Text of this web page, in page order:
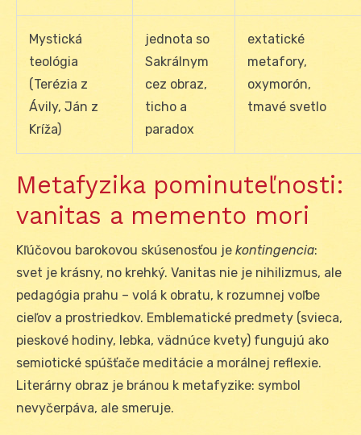
Mystická
teológia
(Terézia z
Ávily, Ján z
Kríža)
jednota so
Sakrálnym
cez obraz,
ticho a
paradox
extatické
metafory,
oxymorón,
tmavé svetlo
Metafyzika pominuteľnosti:
vanitas a memento mori
Kľúčovou barokovou skúsenosťou je kontingencia:
svet je krásny, no krehký. Vanitas nie je nihilizmus, ale
pedagógia prahu – volá k obratu, k rozumnej voľbe
cieľov a prostriedkov. Emblematické predmety (svieca,
pieskové hodiny, lebka, vädnúce kvety) fungujú ako
semiotické spúšťače meditácie a morálnej reflexie.
Literárny obraz je bránou k metafyzike: symbol
nevyčerpáva, ale smeruje.